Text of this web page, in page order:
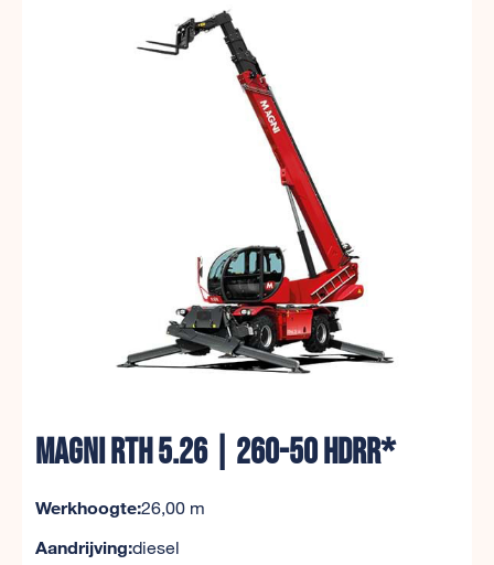
MAGNI RTH 5.26 | 260-50 HDRR*
Werkhoogte:26,00 m
Aandrijving:diesel